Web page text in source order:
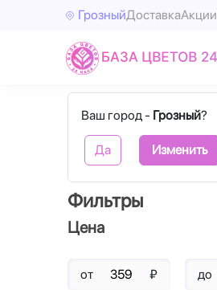
ГрозныйДоставкаАкции
Ваш город - Грозный?
Да Изменить
Пионы
Фильтры
Цена
от ₽ до